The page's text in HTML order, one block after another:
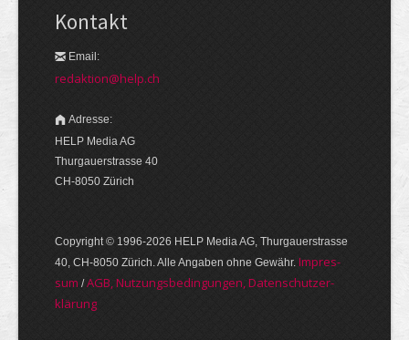
Kontakt
Email:
redaktion@help.ch
Adresse:
HELP Media AG
Thurgauerstrasse 40
CH-8050 Zürich
Copyright © 1996-2026 HELP Media AG, Thurgauer­strasse
40, CH-8050 Zürich. Alle Angaben ohne Gewähr. Im­pres­
sum /AGB, Nut­zungs­bedin­gungen, Daten­schutz­er­
klärung